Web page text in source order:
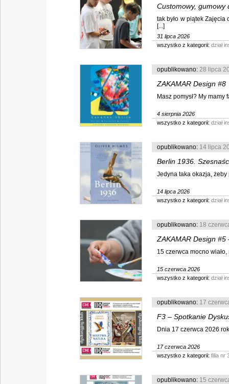
Customowy, gumowy
tak było w piątek Zajęcia
[...]
31 lipca 2026
wszystko z kategorii: dział
opublikowano: 28 lipca
ZAKAMAR Design #8
Masz pomysł? My
4 sierpnia 2026
wszystko z kategorii: dział
opublikowano: 14 lipca
Berlin 1936.
Jedyna taka okazja,
14 lipca 2026
wszystko z kategorii: dział
opublikowano: 18
ZAKAMAR Design
15 czerwca mocno
15 czerwca 2026
wszystko z kategorii: dział
opublikowano: 17
F3 – Spotkanie
Dnia 17 czerwca 2026
17 czerwca 2026
wszystko z kategorii: filia nr
opublikowano: 15